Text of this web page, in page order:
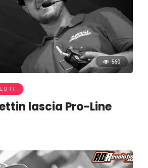
560
lascia Pro-Line